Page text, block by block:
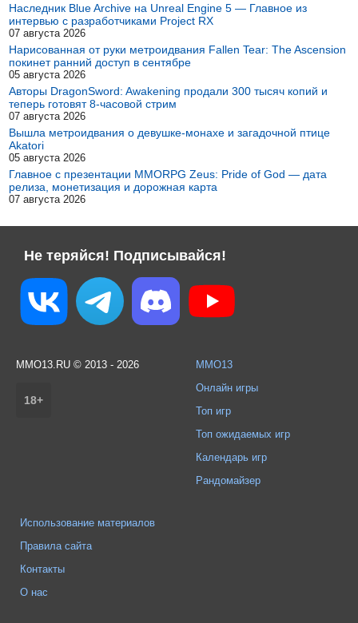
Наследник Blue Archive на Unreal Engine 5 — Главное из
интервью с разработчиками Project RX
07 августа 2026
Нарисованная от руки метроидвания Fallen Tear: The Ascension
покинет ранний доступ в сентябре
05 августа 2026
Авторы DragonSword: Awakening продали 300 тысяч копий и
теперь готовят 8-часовой стрим
07 августа 2026
Вышла метроидвания о девушке-монахе и загадочной птице
Akatori
05 августа 2026
Главное с презентации MMORPG Zeus: Pride of God — дата
релиза, монетизация и дорожная карта
07 августа 2026
Не теряйся! Подписывайся!
MMO13.RU © 2013 - 2026
18+
MMO13
Онлайн игры
Топ игр
Топ ожидаемых игр
Календарь игр
Рандомайзер
Использование материалов
Правила сайта
Контакты
О нас